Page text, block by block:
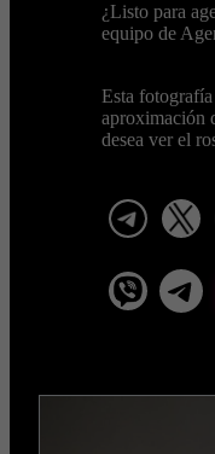
¿Listo para
equipo de
Esta
aproximación
desea ver el
telegram
viber